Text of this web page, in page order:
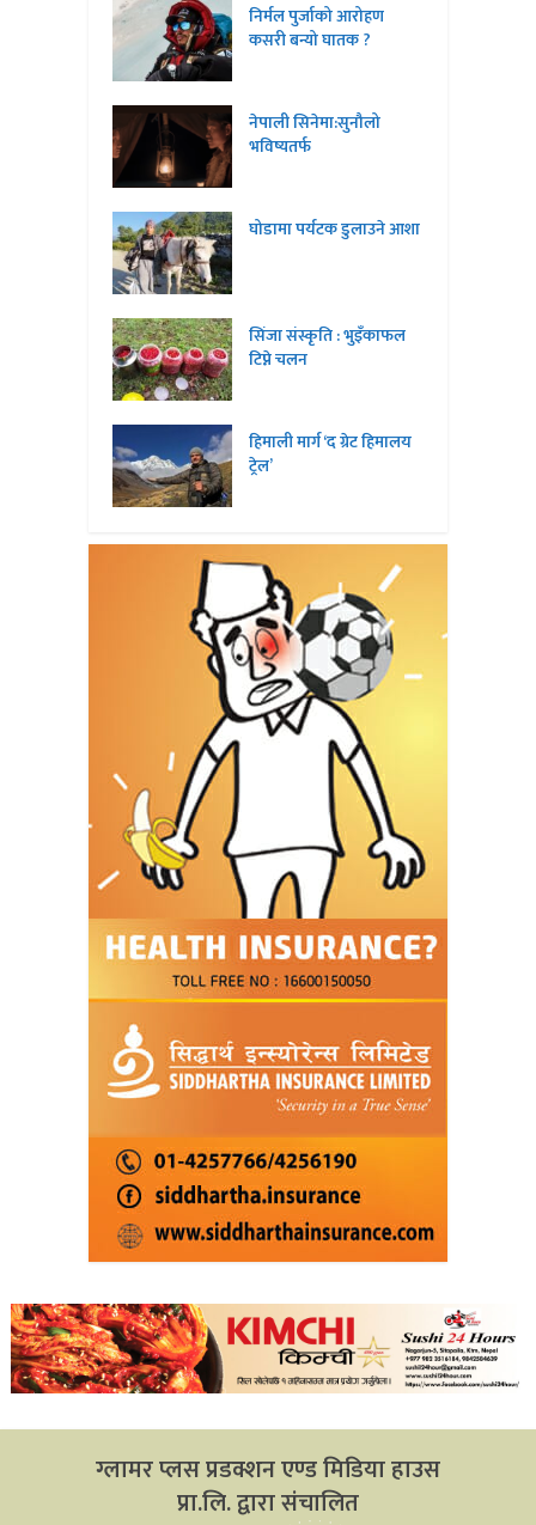
निर्मल पुर्जाको आरोहण
कसरी बन्यो घातक ?
नेपाली सिनेमा:सुनौलो
भविष्यतर्फ
घोडामा पर्यटक डुलाउने आशा
सिंजा संस्कृति : भुइँकाफल
टिप्ने चलन
हिमाली मार्ग ‘द ग्रेट हिमालय
ट्रेल’
ग्लामर प्लस प्रडक्शन एण्ड मिडिया हाउस
प्रा.लि. द्वारा संचालित